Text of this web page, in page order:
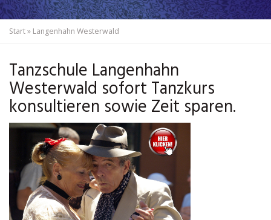
Start» Langenhahn Westerwald
Tanzschule Langenhahn
Westerwald sofort Tanzkurs
konsultieren sowie Zeit sparen.